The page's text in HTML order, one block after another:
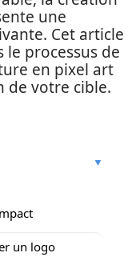
une
Cet article
le processus de
en pixel art
de votre cible.
un logo